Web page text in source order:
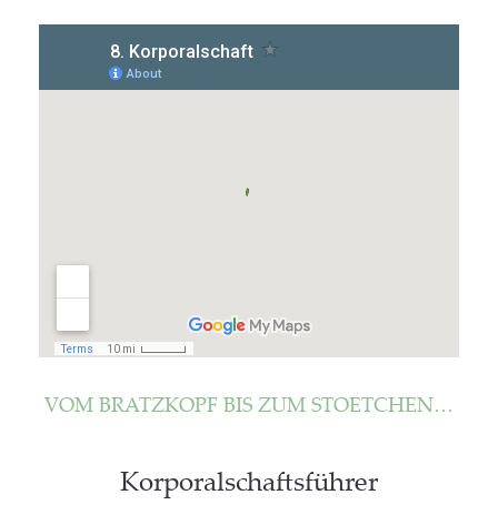
VOM BRATZ­KOPF BIS ZUM STOETCHEN…
Kor­po­ral­schafts­füh­rer